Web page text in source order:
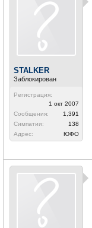
STALKER
Заблокирован
Регистрация:
1 окт 2007
Сообщения:
1,391
Симпатии:
138
Адрес:
ЮФО